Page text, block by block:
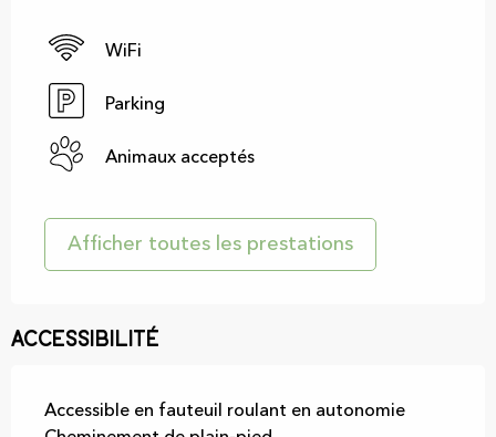
WiFi
Parking
Animaux acceptés
Afficher toutes les prestations
Accessibilité
Accessible en fauteuil roulant en autonomie